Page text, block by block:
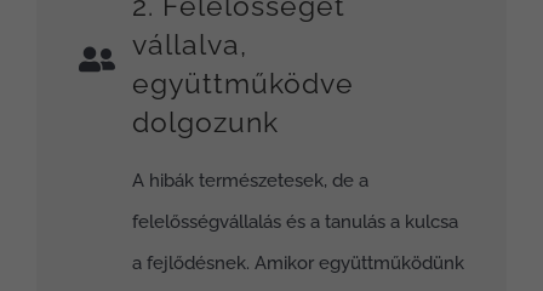
vállalva,
együttműködve
dolgozunk
A hibák természetesek, de a
felelősségvállalás és a tanulás a kulcsa
a fejlődésnek. Amikor együttműködünk